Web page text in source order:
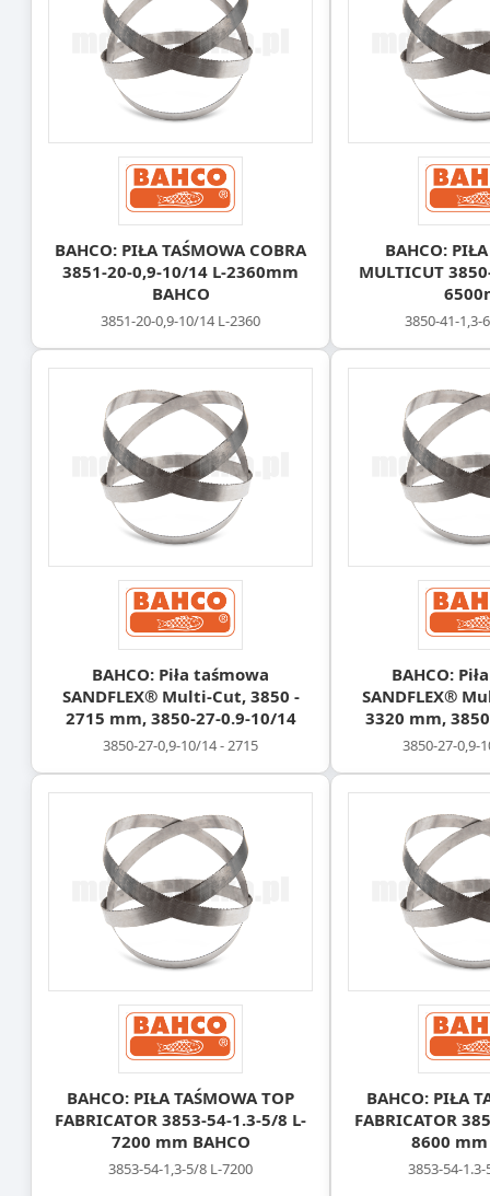
BAHCO: PIŁA TAŚMOWA COBRA
3851-20-0,9-10/14 L-2360mm
BAHCO
3851-20-0,9-10/14 L-2360
BAHCO:
MULTICUT
3850-41-1,3-
BAHCO: Piła taśmowa
SANDFLEX® Multi-Cut, 3850 -
2715 mm, 3850-27-0.9-10/14
3850-27-0,9-10/14 - 2715
BAHCO:
SANDFLEX®
3320 mm,
3850-27-0,9-
BAHCO: PIŁA TAŚMOWA TOP
FABRICATOR 3853-54-1.3-5/8 L-
7200 mm BAHCO
3853-54-1,3-5/8 L-7200
BAHCO: PIŁA
FABRICATOR
8600 mm
3853-54-